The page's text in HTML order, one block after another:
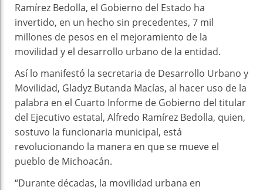
Ramírez Bedolla, el Gobierno del Estado ha
invertido, en un hecho sin precedentes, 7 mil
millones de pesos en el mejoramiento de la
movilidad y el desarrollo urbano de la entidad.
Así lo manifestó la secretaria de Desarrollo Urbano y
Movilidad, Gladyz Butanda Macías, al hacer uso de la
palabra en el Cuarto Informe de Gobierno del titular
del Ejecutivo estatal, Alfredo Ramírez Bedolla, quien,
sostuvo la funcionaria municipal, está
revolucionando la manera en que se mueve el
pueblo de Michoacán.
“Durante décadas, la movilidad urbana en